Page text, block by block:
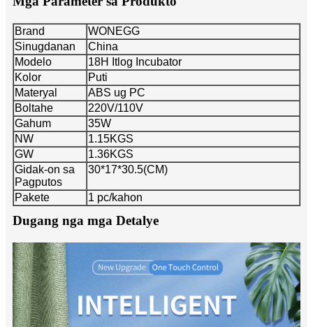
Brand
WONEGG
Sinugdanan
China
Modelo
18H Itlog Incubator
Kolor
Puti
Materyal
ABS ug PC
Boltahe
220V/110V
Gahum
35W
NW
1.15KGS
GW
1.36KGS
Gidak-on sa
Pagputos
30*17*30.5(CM)
Pakete 1 pc/kahon
Dugang nga mga Detalye